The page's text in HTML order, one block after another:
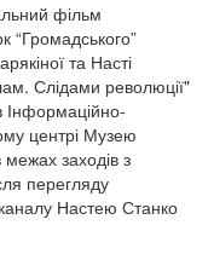
фільм
“Громадського”
та Насті
Слідами революції"
Інформаційно-
центрі Музею
заходів з
перегляду
Настею Станко